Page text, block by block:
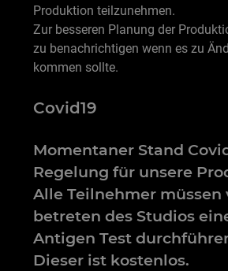
Produktion teilzunehmen.
Zur besseren Planung der
zu benachrichtigen wenn es zu
kommen sollte.
Covid19
Momentaner Stand
Regelung für unsere
Alle Teilnehmer müssen
betreten des Studios
Antigen Test
Dieser ist kostenlos.